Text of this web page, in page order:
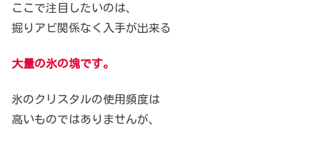
ここで注目したいのは、
掘りアビ関係なく入手が出来る
大量の氷の塊です。
氷のクリスタルの使用頻度は
高いものではありませんが、